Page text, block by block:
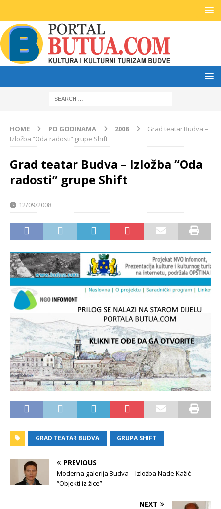
HOME PO GODINAMA 2008
Grad teatar Budva –
Izložba “Oda radosti” grupe Shift
Grad teatar Budva – Izložba “Oda
radosti” grupe Shift
12/09/2008
GRAD TEATAR BUDVA GRUPA SHIFT
PREVIOUS
Moderna galerija Budva – Izložba Nade Kažić
“Objekti iz žice”
NEXT